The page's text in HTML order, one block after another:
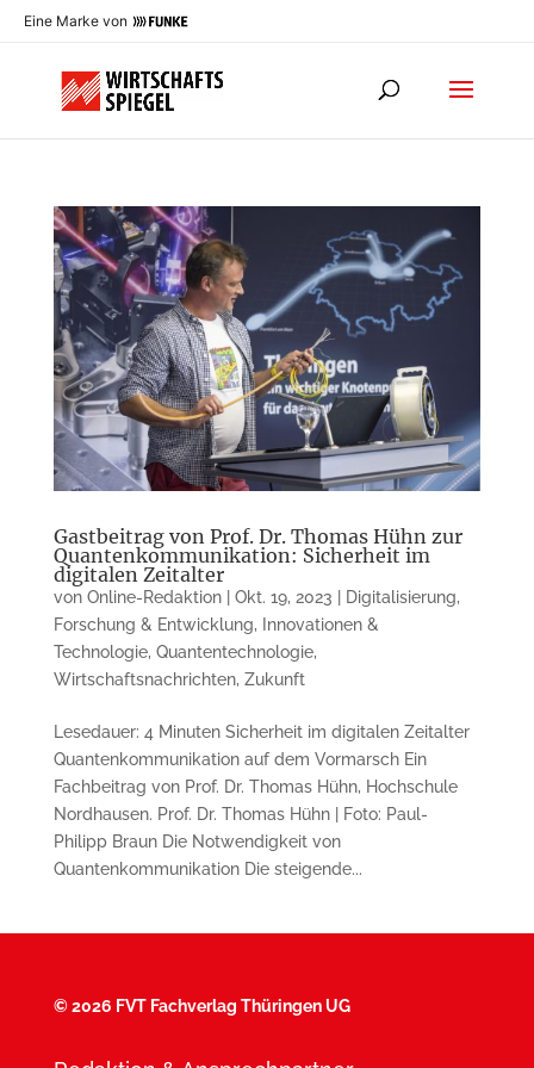
Eine Marke von
Gastbeitrag von Prof. Dr. Thomas Hühn zur
Quantenkommunikation: Sicherheit im
digitalen Zeitalter
von Online-Redaktion| Okt. 19, 2023 Digitalisierung,
Forschung & Entwicklung,
Innovationen &
Technologie, Quantentechnologie,
Wirtschaftsnachrichten, Zukunft
Lesedauer: 4 Minuten Sicherheit im digitalen Zeitalter
Quantenkommunikation auf dem Vormarsch Ein
Fachbeitrag von Prof. Dr. Thomas Hühn, Hochschule
Nordhausen. Prof. Dr. Thomas Hühn | Foto: Paul-
Philipp Braun Die Notwendigkeit von
Quantenkommunikation Die steigende...
©2026 FVT Fachverlag Thüringen UG